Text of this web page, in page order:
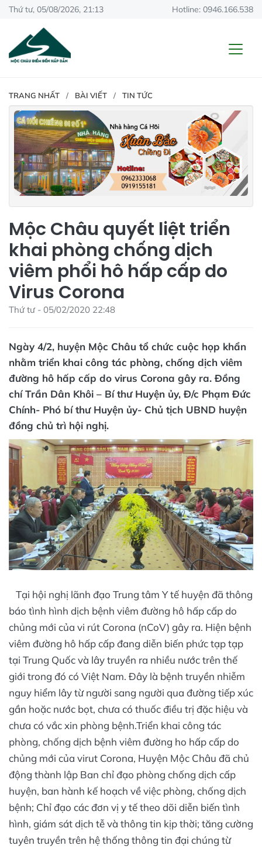
Thứ tư, 05/08/2026, 21:13 Hotline: 0946.166.538
TRANG NHẤT BÀI VIẾT TIN TỨC
Mộc Châu quyết liệt triển
khai phòng chống dịch
viêm phổi hô hấp cấp do
Virus Corona
Thứ tư - 05/02/2020 22:48
Ngày 4/2, huyện Mộc Châu tổ chức cuộc họp khẩn
nhằm triển khai công tác phòng, chống dịch viêm
đường hô hấp cấp do virus Corona gây ra. Đồng
chí Trần Dân Khôi – Bí thư Huyện ủy, Đ/c Phạm Đức
Chính- Phó bí thư Huyện ủy- Chủ tịch UBND huyện
đồng chủ trì hội nghị.
Tại hội nghị lãnh đạo Trung tâm Y tế huyện đã thông
báo tình hình dịch bệnh viêm đường hô hấp cấp do
chủng mới của vi rút Corona (nCoV) gây ra. Hiện bệnh
viêm đường hô hấp cấp đang diễn biến phức tạp tạp
tại Trung Quốc và lây truyền ra nhiều nước trên thế
giới trong đó có Việt Nam. Đây là bệnh truyền nhiễm
nguy hiểm lây từ người sang người qua đường tiếp xúc
gần hoặc nước bọt, chưa có thuốc điều trị đặc hiệu và
chưa có vắc xin phòng bệnh.Triển khai công tác
phòng, chống dịch bệnh viêm đường ho hấp cấp do
chủng mới của virut Corona, Huyện Mộc Châu đã chủ
động thành lập Ban chỉ đạo phòng chống dịch cấp
huyện, ban hành kế hoạch về việc phòng, chống dịch
bệnh; Chỉ đạo các đơn vị y tế theo dõi diễn biến tình
hình, giám sát dịch tễ và thông tin kịp thời; tăng cường
tuyên truyền trên hệ thống thông tin đại chúng từ